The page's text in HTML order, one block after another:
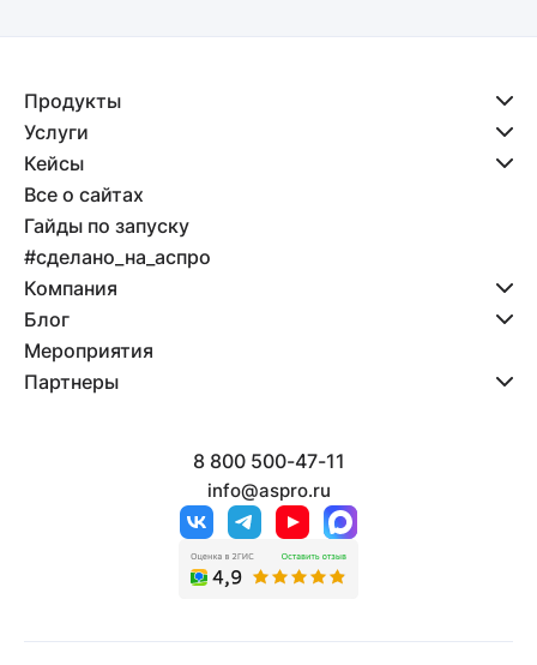
Продукты
Услуги
Кейсы
Все о сайтах
Гайды по запуску
#сделано_на_аспро
Компания
Блог
Мероприятия
Партнеры
8 800 500-47-11
info@aspro.ru